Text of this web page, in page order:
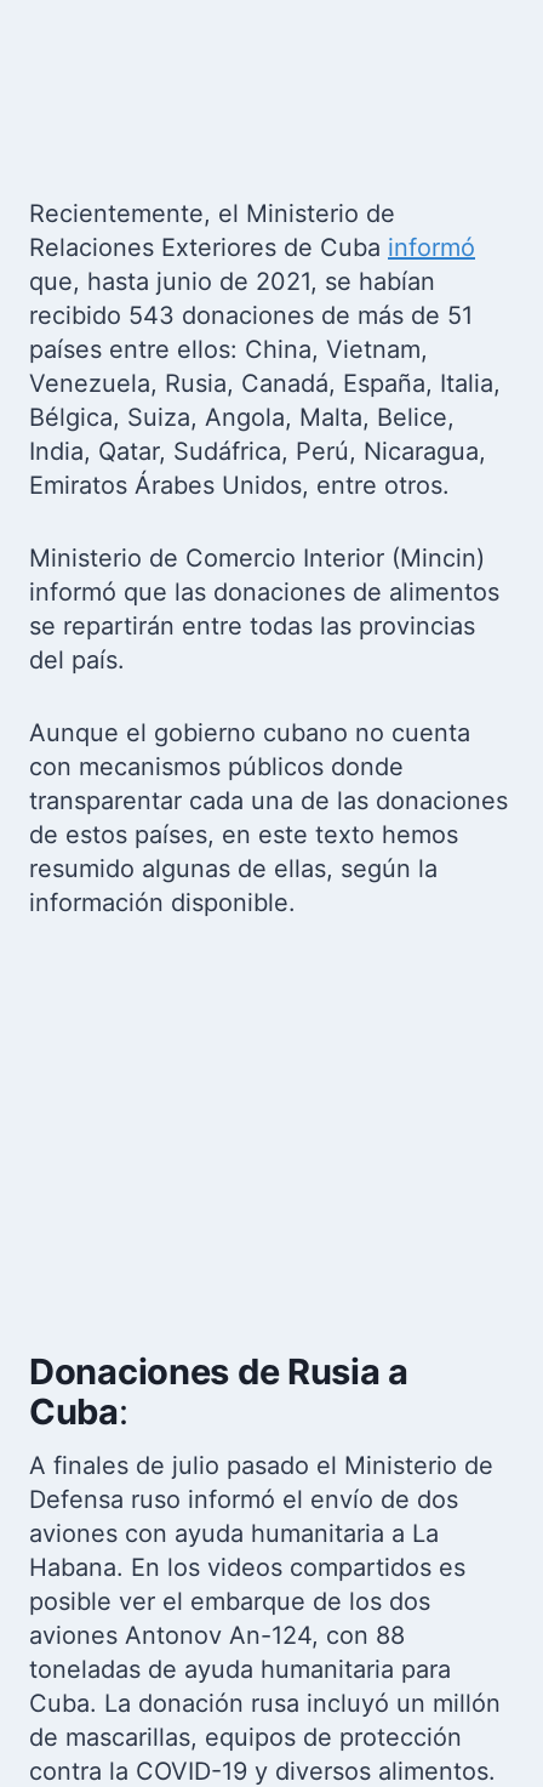
Recientemente, el Ministerio de
Relaciones Exteriores de Cuba informó
que, hasta junio de 2021, se habían
recibido 543 donaciones de más de 51
países entre ellos: China, Vietnam,
Venezuela, Rusia, Canadá, España, Italia,
Bélgica, Suiza, Angola, Malta, Belice,
India, Qatar, Sudáfrica, Perú, Nicaragua,
Emiratos Árabes Unidos, entre otros.
Ministerio de Comercio Interior (Mincin)
informó que las donaciones de alimentos
se repartirán entre todas las provincias
del país.
Aunque el gobierno cubano no cuenta
con mecanismos públicos donde
transparentar cada una de las donaciones
de estos países, en este texto hemos
resumido algunas de ellas, según la
información disponible.
Donaciones de Rusia a
Cuba:
A finales de julio pasado el Ministerio de
Defensa ruso informó el envío de dos
aviones con ayuda humanitaria a La
Habana. En los videos compartidos es
posible ver el embarque de los dos
aviones Antonov An-124, con 88
toneladas de ayuda humanitaria para
Cuba. La donación rusa incluyó un millón
de mascarillas, equipos de protección
contra la COVID-19 y diversos alimentos.